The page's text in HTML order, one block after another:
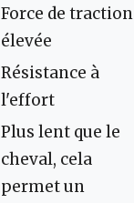
Force de traction
élevée
Résistance à
l'effort
Plus lent que le
cheval, cela
permet un